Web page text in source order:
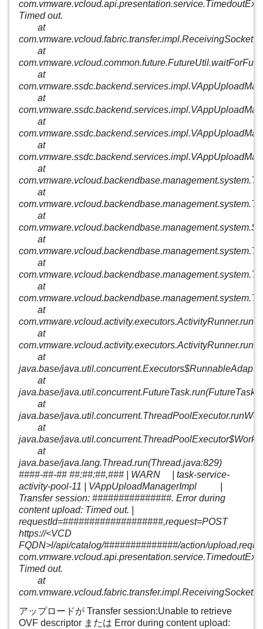
Timed out.
at
at
at
at
at
at
at
at
at
at
at
at
at
at
at
java.base/
at
java.base/
at
java.base/
at
java.base/
at
java.base/java.lang.Thread.run(Thread.java:829)
####-##-## ##:##:##,### | WARN | task-service-
activity-pool-11 | VAppUploadManagerImpl |
Transfer session: ###############. Error during
content upload: Timed out. |
requestId=###################,request=POST
https://<VCD
FQDN>l/api/catalog/##############/action/
Timed out.
at
アップロードが Transfer session:Unable to retrieve
OVF descriptor または Error during content upload: